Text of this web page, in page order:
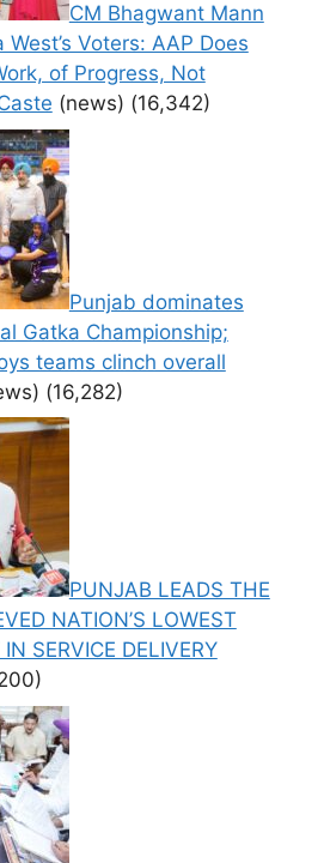
CM Bhagwant Mann
Voters: AAP Does
of Progress, Not
(news) (16,342)
Punjab dominates
Gatka Championship;
teams clinch overall
(16,282)
PUNJAB LEADS THE
NATION’S LOWEST
SERVICE DELIVERY